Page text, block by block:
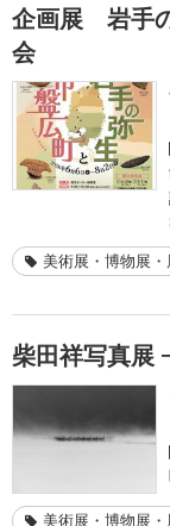
企画展 岩手
会
美術展・博物展・
柴田祥写真
美術展・博物展・